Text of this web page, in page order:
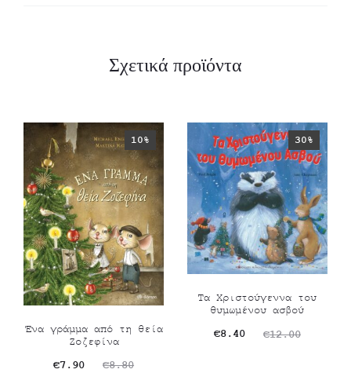
Σχετικά προϊόντα
10%
Ένα γράμμα από τη θεία
Ζοζεφίνα
€8.80
Original
€7.90
Η
30%
Τα Χριστούγεννα του
θυμωμένου ασβού
€12.00
Original
€8.40
Η